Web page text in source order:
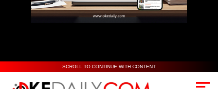
SCROLL TO CONTINUE WITH CONTENT